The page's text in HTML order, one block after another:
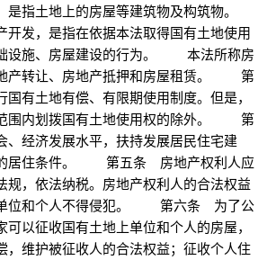
指土地上的房屋等建筑物及构筑物。
发，是指在依据本法取得国有土地使用
设施、房屋建设的行为。 本法所称房
产转让、房地产抵押和房屋租赁。 第
有土地有偿、有限期使用制度。但是，
围内划拨国有土地使用权的除外。 第
经济发展水平，扶持发展居民住宅建
的居住条件。 第五条 房地产权利人应
规，依法纳税。房地产权利人的合法权益
单位和个人不得侵犯。 第六条 为了公
以征收国有土地上单位和个人的房屋，
，维护被征收人的合法权益；征收个人住